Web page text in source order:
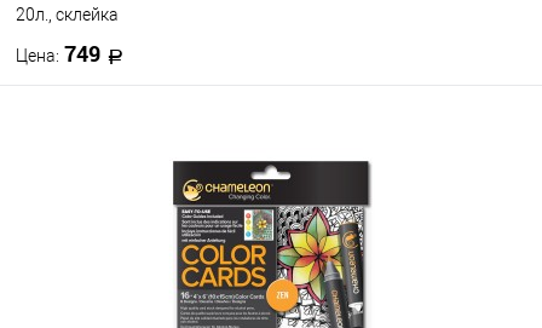
20л., склейка
Цена: 749